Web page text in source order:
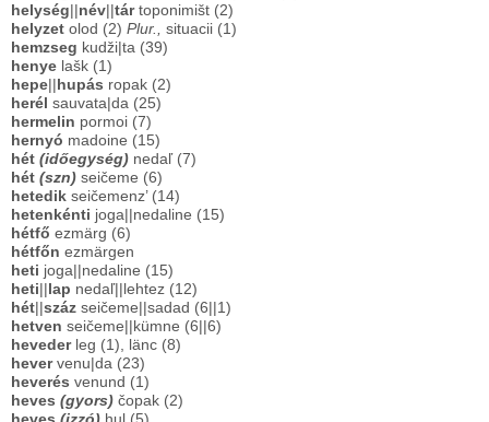
helység
név tár toponimišt (2)
helyzet olod (2) Plur.,
situacii (1)
hemzseg kudži|ta (39)
henye lašk (1)
hepe
hupás ropak (2)
herél sauvata|da (25)
hermelin pormoi (7)
hernyó madoine (15)
hét (időegység) nedaľ (7)
hét (szn) seičeme (6)
hetedik seičemenz’ (14)
hetenkénti joga||nedaline (15)
hétfő ezmärg (6)
hétfőn ezmärgen
heti joga||nedaline (15)
heti
lap nedaľ||lehtez (12)
hét száz seičeme||sadad (6||1)
hetven seičeme||kümne (6||6)
heveder leg (1), länc (8)
hever venu|da (23)
heverés venund (1)
heves (gyors) čopak (2)